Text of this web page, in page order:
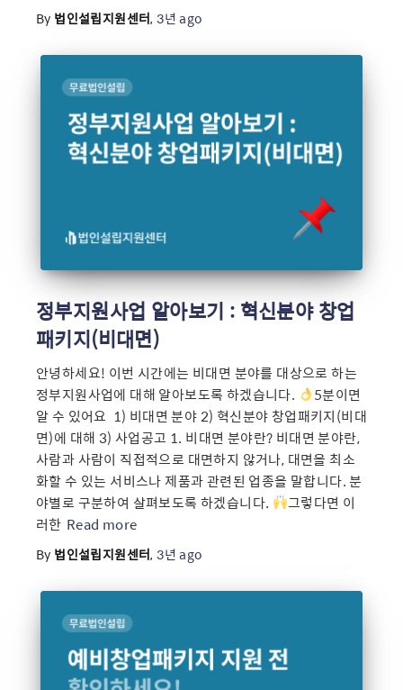
By 법인설립지원센터,3년 ago
정부지원사업 알아보기 : 혁신분야 창업
패키지(비대면)
안녕하세요! 이번 시간에는 비대면 분야를 대상으로 하는
정부지원사업에 대해 알아보도록 하겠습니다.
5분이면
알 수 있어요 ​ 1) 비대면 분야 2) 혁신분야 창업패키지(비대
면)에 대해 3) 사업공고 1. 비대면 분야란? 비대면 분야란,
사람과 사람이 직접적으로 대면하지 않거나, 대면을 최소
화할 수 있는 서비스나 제품과 관련된 업종을 말합니다. 분
야별로 구분하여 살펴보도록 하겠습니다.
그렇다면 이
러한 Read more
By 법인설립지원센터,3년 ago